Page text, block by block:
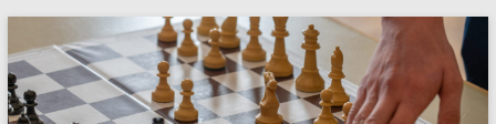
Inhalt
springen